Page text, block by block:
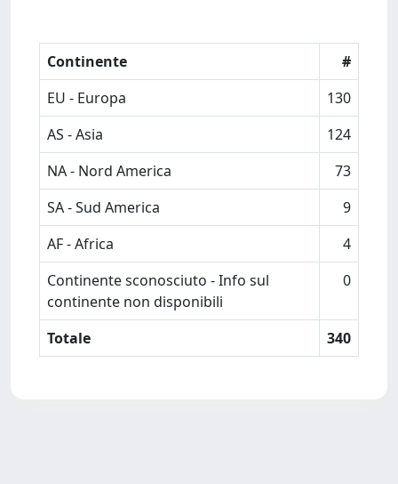
Continente
#
EU - Europa
130
AS - Asia
124
NA - Nord America
73
SA - Sud America
9
AF - Africa
4
Continente sconosciuto - Info sul
continente non disponibili
0
Totale 340